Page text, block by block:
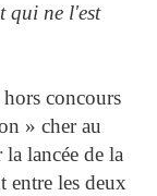
qui ne l'est
hors concours
» cher au
lancée de la
entre les deux